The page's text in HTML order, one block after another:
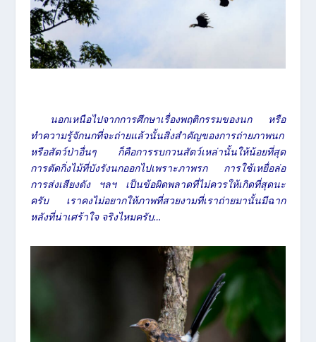
นอกเหนือไปจากการศึกษาเรื่องพฤติกรรมของนก หรือ
ทำความรู้จักนกที่จะถ่ายแล้วนั้นสิ่งสำคัญของการถ่ายภาพนก
หรือสัตว์ป่าอื่นๆ ก็คือการรบกวนสัตว์เหล่านั้นให้น้อยที่สุด
การตัดกิ่งไม้ที่บังรังนกออกไปเพราะภาพรก การใช้เหยื่อล่อ
การส่งเสียงดัง ฯลฯ เป็นข้อผิดพลาดที่ไม่ควรให้เกิดที่สุดนะ
ครับ เราคงไม่อยากให้ภาพที่สวยงามที่เราถ่ายมานั้นมีฉาก
หลังที่น่าเศร้าใจ จริงไหมครับ…